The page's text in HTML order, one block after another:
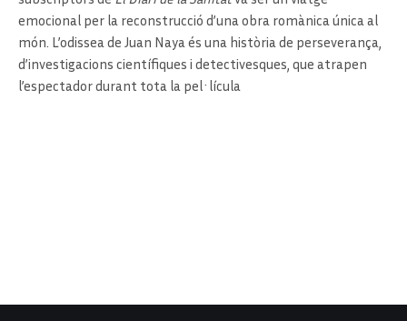
emocional per la reconstrucció d’una obra romànica única al
món. L’odissea de Juan Naya és una història de perseverança,
d’investigacions científiques i detectivesques, que atrapen
l’espectador durant tota la pel·lícula